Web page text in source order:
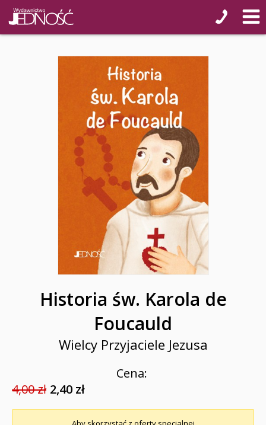
Historia św. Karola de
Foucauld
Wielcy Przyjaciele Jezusa
Cena:
4,00 zł 2,40 zł